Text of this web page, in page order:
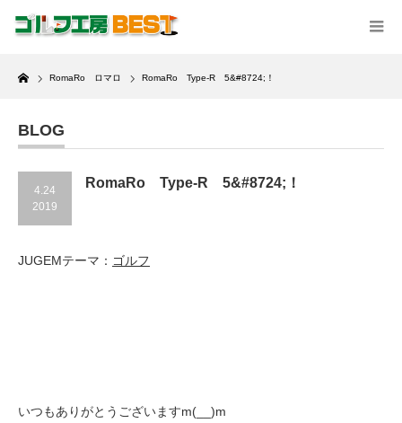
Home
RomaRo ロマロ RomaRo Type-R 5&#8724;！
BLOG
4.24
2019
RomaRo Type-R 5&#8724;！
JUGEMテーマ： ゴルフ
いつもありがとうございますm(__)m